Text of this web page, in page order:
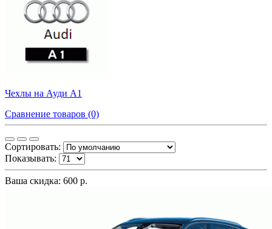
Чехлы на Ауди А1
Сравнение товаров (0)
Сортировать:
Показывать:
Ваша скидка: 600 р.